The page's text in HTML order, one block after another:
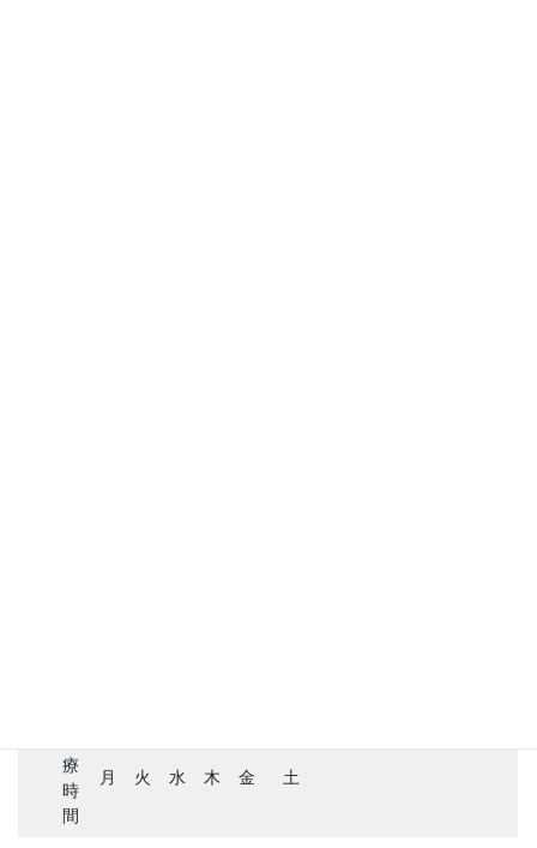
療
時
間
月 火 水 木 金 土